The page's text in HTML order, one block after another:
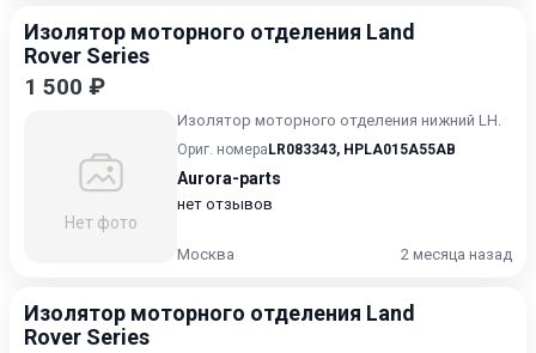
Изолятор моторного отделения Land
Rover Series
1 500 ₽
Нет фото
Изолятор моторного отделения нижний LH.
Ориг. номера LR083343, HPLA015A55AB
Aurora-parts
нет отзывов
Москва 2 месяца назад
Изолятор моторного отделения Land
Rover Series